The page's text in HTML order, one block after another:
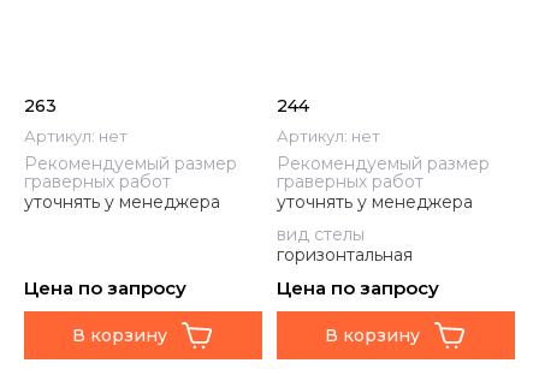
263
Артикул: нет
Рекомендуемый размер
граверных работ
уточнять у менеджера
Цена по запросу
В корзину
244
Артикул: нет
Рекомендуемый размер
граверных работ
уточнять у менеджера
вид стелы
горизонтальная
Цена по запросу
В корзину